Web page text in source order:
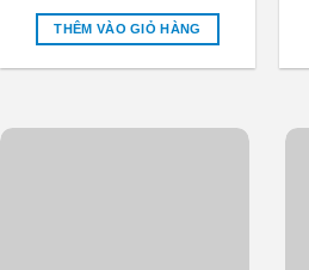
là:
₫450,000.
tại
₫250,000.
THÊM VÀO GIỎ HÀNG